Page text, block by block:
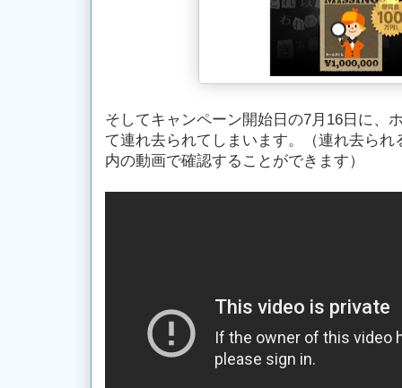
そしてキャンペーン開始日の7月16日に、
て連れ去られてしまいます。（連れ去ら
内の動画で確認することができます）